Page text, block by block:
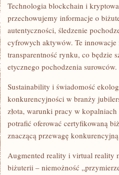
Technologia blockchain i
przechowujemy informacje o
autentyczności, śledzenie
cyfrowych aktywów. Te
transparentność rynku, co będzie
etycznego pochodzenia surowców.
Sustainability i świadomość
konkurencyjności w branży
złota, warunki pracy w
potrafić oferować certyfikowaną
znaczącą przewagę
Augmented reality i virtual reality
biżuterii – niemożność